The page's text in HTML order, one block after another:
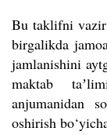
Bu taklifni vazir
birgalikda
jamlanishini
maktab
anjumanidan
oshirish